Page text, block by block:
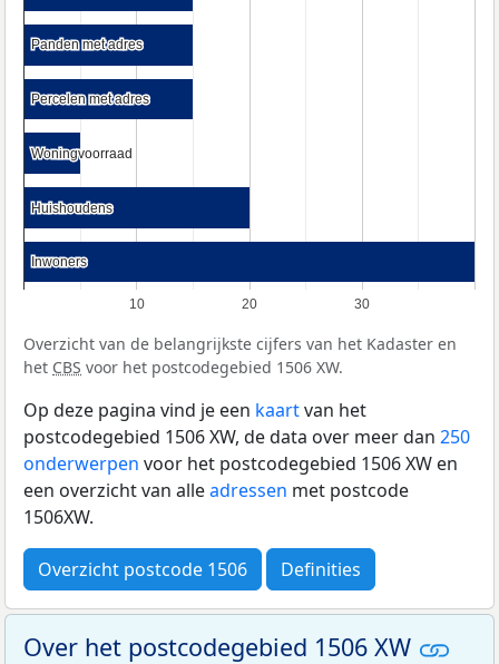
10 20 30
Panden met adres
Panden met adres
Percelen met adres
Percelen met adres
Woningvoorraad
Woningvoorraad
Huishoudens
Huishoudens
Inwoners
Inwoners
Overzicht van de belangrijkste cijfers van het Kadaster en
het CBS voor het postcodegebied 1506 XW.
Op deze pagina vind je een kaartvan het
postcodegebied 1506 XW, de data over meer dan 250
onderwerpen voor het postcodegebied 1506 XW en
een overzicht van alleadressen met postcode
1506XW.
Overzicht postcode 1506 Definities
Over het postcodegebied 1506 XW